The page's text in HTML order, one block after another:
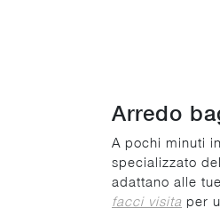
Arredo
A pochi minuti
specializzato
adattano alle
facci visita per